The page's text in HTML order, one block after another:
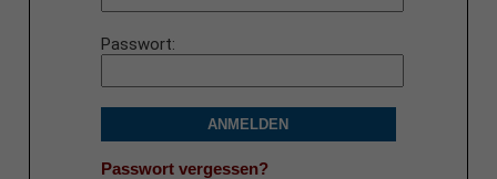
Passwort
ANMELDEN
Passwort vergessen?